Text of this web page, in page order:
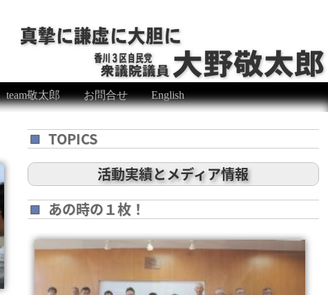
team敬太郎 お問合せ English
TOPICS
活動実績とメディア情報
あの時の１枚！